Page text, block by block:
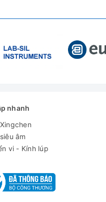
nhanh
âm
vi - Kính lúp